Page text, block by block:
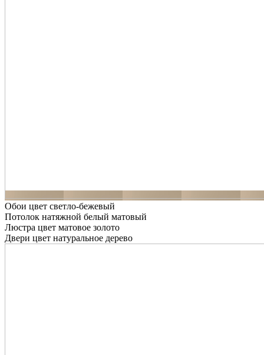
Обои цвет светло-бежевый
Потолок натяжной белый матовый
Люстра цвет матовое золото
Двери цвет натуральное дерево